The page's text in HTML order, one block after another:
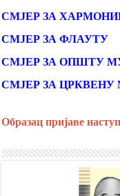
СМЈЕР ЗА
СМЈЕР ЗА ФЛАУТУ
СМЈЕР ЗА ОПШТУ
СМЈЕР ЗА
Образац пријаве